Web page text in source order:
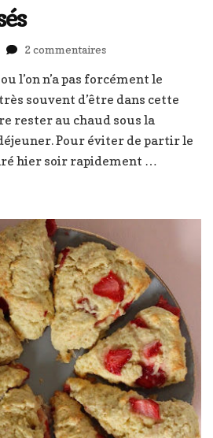
2 commentairessur
à
la
cannelle
les
matins
l’on n’a pas forcément le
souvent d’être dans cette
rester au chaud sous la
Pour éviter de partir le
hier soir rapidement …